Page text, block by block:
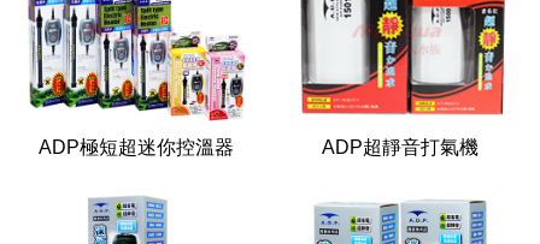
ADP極短超迷你控溫器 ADP超靜音打氣機